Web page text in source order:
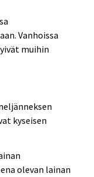
Vanhoissa
muihin
kyseisen
olevan lainan